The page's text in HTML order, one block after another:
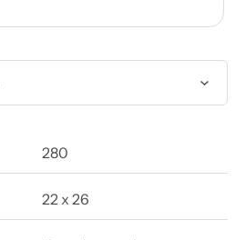
280
22 x 26